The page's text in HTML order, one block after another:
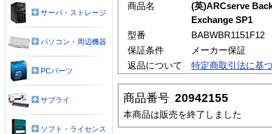
商品名
(英)ARCserve
Exchange SP1
型番
BABWBR1151F12
保証条件
メーカー保証
返品について
特定商取引法に基
商品番号 20942155
本商品は販売を終了しました
サーバ・ストレージ
パソコン・周辺機器
PCパーツ
サプライ
ソフト・ライセンス